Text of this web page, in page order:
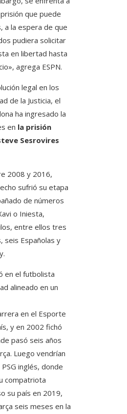
que puede
a la espera de que
pudiera solicitar
en libertad hasta
agrega ESPN.
legal en los
de la Justicia, el
ha ingresado la
en la prisión
Sesrovires
2008 y 2016,
sufrió su etapa
de números
o Iniesta,
entre ellos tres
seis Españolas y
en el futbolista
alineado en un
en el Esporte
y en 2002 fichó
pasó seis años
Luego vendrían
inglés, donde
compatriota
su país en 2019,
seis meses en la